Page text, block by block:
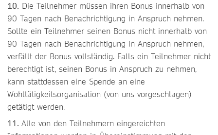
10. Die Teilnehmer müssen ihren Bonus innerhalb von
90 Tagen​ nach Benachrichtigung in Anspruch nehmen.
Sollte ein Teilnehmer seinen Bonus nicht innerhalb von
90 Tagen nach Benachrichtigung in Anspruch nehmen,
verfällt der Bonus vollständig. Falls ein Teilnehmer nicht
berechtigt ist, seinen Bonus in Anspruch zu nehmen,
kann stattdessen eine Spende an eine
Wohltätigkeitsorganisation (von uns vorgeschlagen)
getätigt werden.
11. Alle von den Teilnehmern eingereichten